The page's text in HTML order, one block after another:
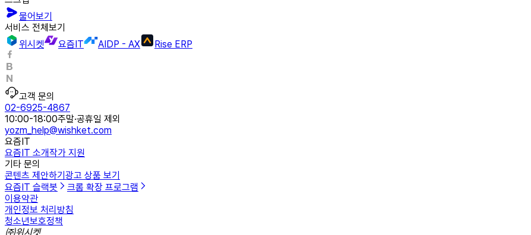
물어보기
서비스 전체보기
위시켓
요즘IT AIDP - AX Rise ERP
고객 문의
02-6925-4867
10:00-18:00주말·공휴일 제외
yozm_help@wishket.com
요즘IT
요즘IT 소개작가 지원
기타 문의
콘텐츠 제안하기 광고 상품 보기
요즘IT 슬랙봇
크롬 확장 프로그램
이용약관
개인정보 처리방침
청소년보호정책
㈜위시켓